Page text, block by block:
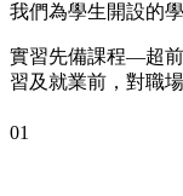
我們為學生開設的
實習先備課程—超
習及就業前，對職
01